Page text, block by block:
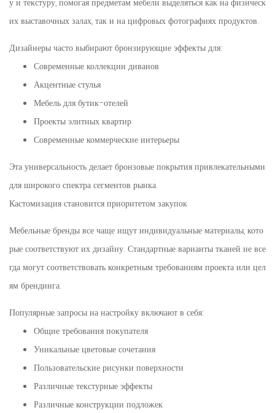
у и текстуру, помогая предметам мебели выделяться как на физическ
их выставочных залах, так и на цифровых фотографиях продуктов.
Дизайнеры часто выбирают бронзирующие эффекты для:
Современные коллекции диванов
Акцентные стулья
Мебель для бутик-отелей
Проекты элитных квартир
Современные коммерческие интерьеры
Эта универсальность делает бронзовые покрытия привлекательными
для широкого спектра сегментов рынка.
Кастомизация становится приоритетом закупок
Мебельные бренды все чаще ищут индивидуальные материалы, кото
рые соответствуют их дизайну. Стандартные варианты тканей не все
гда могут соответствовать конкретным требованиям проекта или цел
ям брендинга.
Популярные запросы на настройку включают в себя:
Общие требования покупателя
Уникальные цветовые сочетания
Пользовательские рисунки поверхности
Различные текстурные эффекты
Различные конструкции подложек